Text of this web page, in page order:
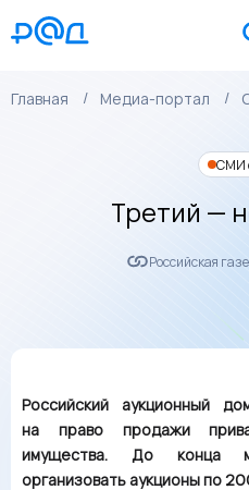
Главная Медиа-портал
СМИ
Третий —
Российская
Российский аукционный
на право продажи
имущества. До конца
организовать аукционы по